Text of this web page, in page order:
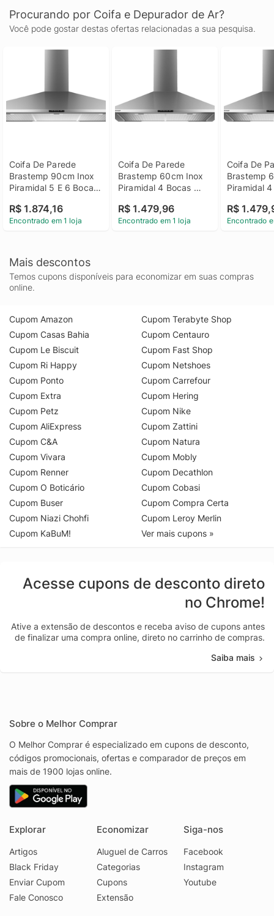
Procurando por Coifa e Depurador de Ar?
Você pode gostar destas ofertas relacionadas a sua pesquisa.
Coifa De Parede
Brastemp 90cm Inox
Piramidal 5 E 6 Bocas
Bai91br 110V
R$ 1.874,16
Encontrado em 1 loja
Coifa De Parede
Brastemp 60cm Inox
Piramidal 4 Bocas
Bai60br 220V
R$ 1.479,96
Encontrado em 1 loja
Coifa De
Brastemp
Piramidal
Bai60br
R$
Encontrado
Mais descontos
Temos cupons disponíveis para economizar em suas compras
online.
Cupom Amazon
Cupom Casas Bahia
Cupom Le Biscuit
Cupom Ri Happy
Cupom Ponto
Cupom Extra
Cupom Petz
Cupom AliExpress
Cupom C&A
Cupom Vivara
Cupom Renner
Cupom O Boticário
Cupom Buser
Cupom Niazi Chohfi
Cupom KaBuM!
Cupom Terabyte Shop
Cupom Centauro
Cupom Fast Shop
Cupom Netshoes
Cupom Carrefour
Cupom Hering
Cupom Nike
Cupom Zattini
Cupom Natura
Cupom Mobly
Cupom Decathlon
Cupom Cobasi
Cupom Compra Certa
Cupom Leroy Merlin
Ver mais cupons »
Acesse cupons de desconto direto
no Chrome!
Ative a extensão de descontos e receba aviso de cupons antes
de finalizar uma compra online, direto no carrinho de compras.
Saiba mais
Sobre o Melhor Comprar
O Melhor Comprar é especializado em cupons de desconto,
códigos promocionais, ofertas e comparador de preços em
mais de 1900 lojas online.
Explorar
Artigos
Black Friday
Enviar Cupom
Fale Conosco
Economizar
Aluguel de Carros
Categorias
Cupons
Extensão
Siga-nos
Facebook
Instagram
Youtube